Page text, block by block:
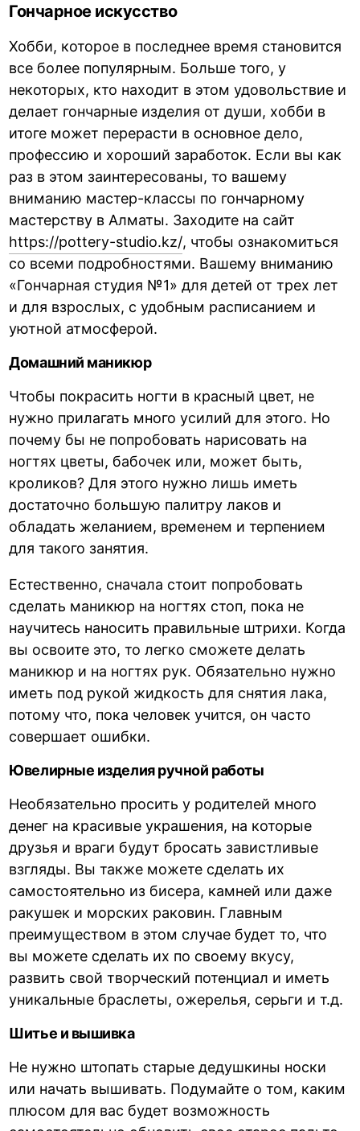
Гончарное искусство
Хобби, которое в последнее время становится
все более популярным. Больше того, у
некоторых, кто находит в этом удовольствие и
делает гончарные изделия от души, хобби в
итоге может перерасти в основное дело,
профессию и хороший заработок. Если вы как
раз в этом заинтересованы, то вашему
вниманию мастер-классы по гончарному
мастерству в Алматы. Заходите на сайт
https://pottery-studio.kz/, чтобы ознакомиться
со всеми подробностями. Вашему вниманию
«Гончарная студия №1» для детей от трех лет
и для взрослых, с удобным расписанием и
уютной атмосферой.
Домашний маникюр
Чтобы покрасить ногти в красный цвет, не
нужно прилагать много усилий для этого. Но
почему бы не попробовать нарисовать на
ногтях цветы, бабочек или, может быть,
кроликов? Для этого нужно лишь иметь
достаточно большую палитру лаков и
обладать желанием, временем и терпением
для такого занятия.
Естественно, сначала стоит попробовать
сделать маникюр на ногтях стоп, пока не
научитесь наносить правильные штрихи. Когда
вы освоите это, то легко сможете делать
маникюр и на ногтях рук. Обязательно нужно
иметь под рукой жидкость для снятия лака,
потому что, пока человек учится, он часто
совершает ошибки.
Ювелирные изделия ручной работы
Необязательно просить у родителей много
денег на красивые украшения, на которые
друзья и враги будут бросать завистливые
взгляды. Вы также можете сделать их
самостоятельно из бисера, камней или даже
ракушек и морских раковин. Главным
преимуществом в этом случае будет то, что
вы можете сделать их по своему вкусу,
развить свой творческий потенциал и иметь
уникальные браслеты, ожерелья, серьги и т.д.
Шитье и вышивка
Не нужно штопать старые дедушкины носки
или начать вышивать. Подумайте о том, каким
плюсом для вас будет возможность